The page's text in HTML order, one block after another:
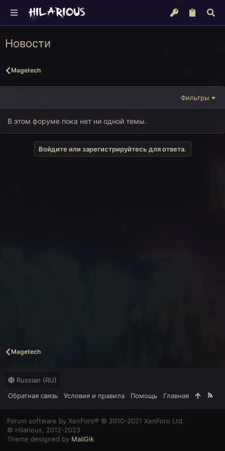
Новости
Magetech
Фильтры
В этом форуме пока нет ни одной темы.
Войдите или зарегистрируйтесь для ответа.
Magetech
Russian (RU)
Обратная связь
Условия и правила Помощь Главная
R
S
Forum software by XenForo® © 2010-2021 XenForo Ltd.
© Hilarious, 2012-2023
Theme designed by MailGik